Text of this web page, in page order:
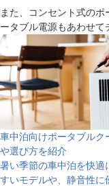
また、コンセント式の
ータブル電源もあわせて
車中泊向けポータブル
や選び方を紹介
暑い季節の車中泊を快
すいモデルや、静音性